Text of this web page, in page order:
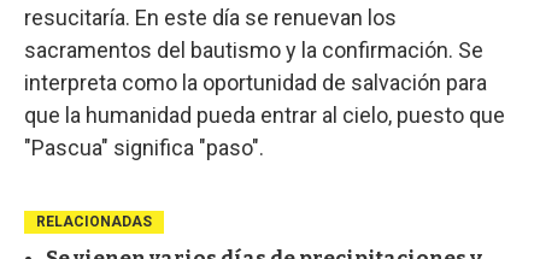
resucitaría. En este día se renuevan los
sacramentos del bautismo y la confirmación. Se
interpreta como la oportunidad de salvación para
que la humanidad pueda entrar al cielo, puesto que
"Pascua" significa "paso".
RELACIONADAS